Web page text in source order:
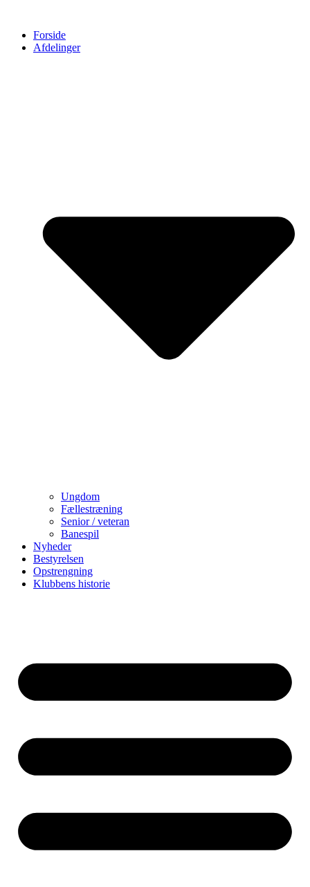
Forside
Afdelinger
Ungdom
Fællestræning
Senior / veteran
Banespil
Nyheder
Bestyrelsen
Opstrengning
Klubbens historie